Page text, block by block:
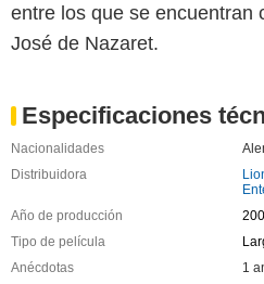
entre los que se encuentran
José de Nazaret.
Especificaciones
Nacionalidades
Distribuidora
Año de producción
Tipo de película
Anécdotas
1